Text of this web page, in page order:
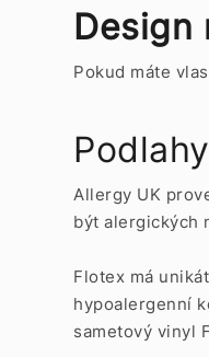
Design
Pokud máte
Allergy UK
být alergických
Flotex má
hypoalergenní
sametový vinyl